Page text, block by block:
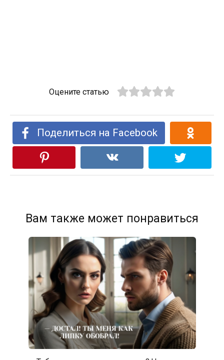
Оцените статью
Поделиться на Facebook
Вам также может понравиться